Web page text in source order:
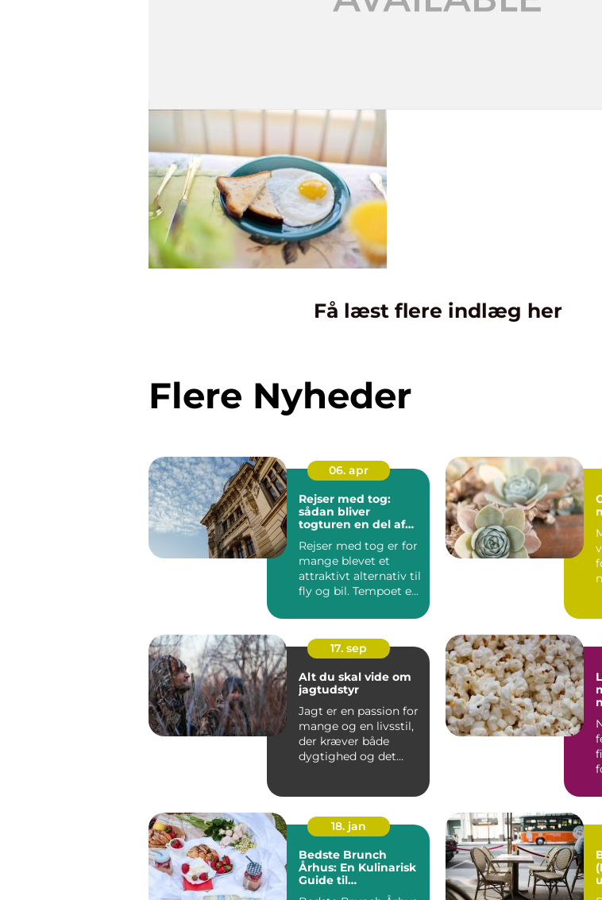
Få læst flere indlæg her
Flere Nyheder
06. apr
Rejser med tog:
sådan bliver
togturen en del af
Rejser med tog er for
mange blevet et
attraktivt alternativ til
fly og bil. Tempoet er
17. sep
Alt du skal vide om
jagtudstyr
Jagt er en passion for
mange og en livsstil,
der kræver både
dygtighed og det
18. jan
Bedste Brunch
Århus: En Kulinarisk
Guide til
Eventyrrejsende og